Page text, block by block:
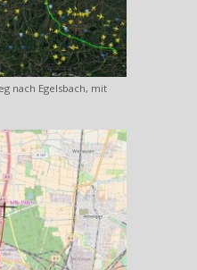
nach Egelsbach, mit